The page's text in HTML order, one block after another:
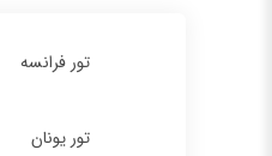
تور فرانسه
تور یونان